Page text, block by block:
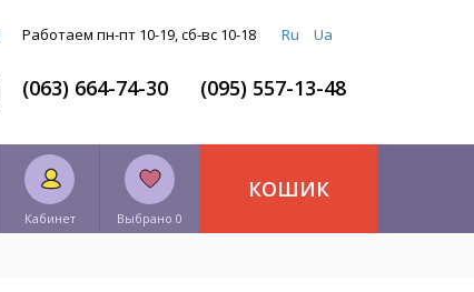
Работаем пн-пт 10-19, сб-вс 10-18 Ru Ua
(063) 664-74-30 (095) 557-13-48
Кабинет Выбрано 0
КОШИК